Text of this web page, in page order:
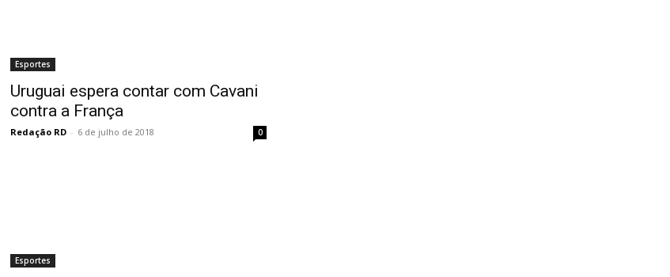
Esportes
Uruguai espera contar com Cavani
contra a França
Redação RD - 6 de julho de 2018 0
Esportes